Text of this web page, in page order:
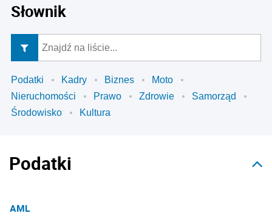
Słownik
Podatki Kadry Biznes
Moto
Nieruchomości
Prawo Zdrowie
Samorząd
Środowisko
Kultura
Podatki
AML